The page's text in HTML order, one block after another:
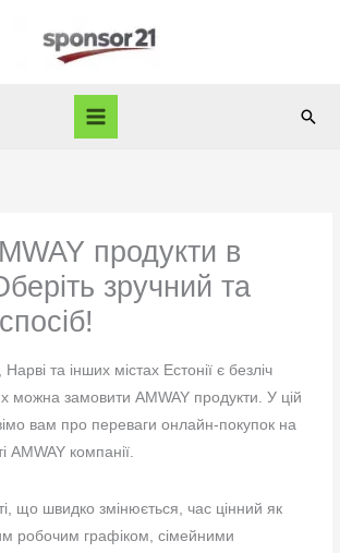
продукти в
зручний та
та інших містах Естонії є безліч
можна замовити AMWAY продукти. У цій
вам про переваги онлайн-покупок на
AMWAY компанії.
що швидко змінюється, час цінний як
робочим графіком, сімейними